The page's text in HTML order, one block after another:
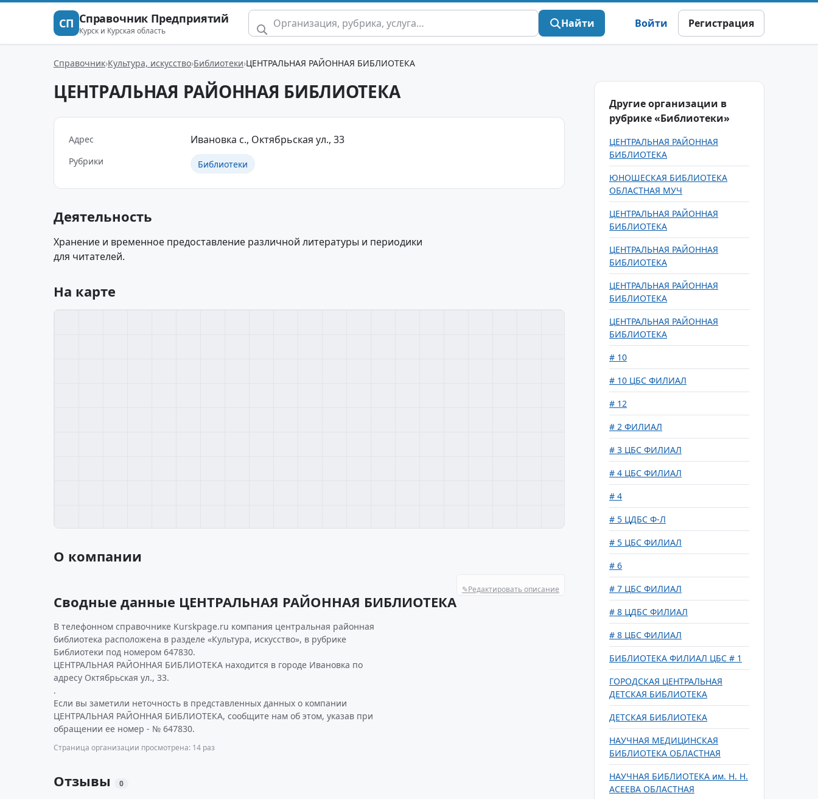
СП Справочник Предприятий
Курск и Курская область
Найти Войти Регистрация
Справочник Культура, искусство Библиотеки ЦЕНТРАЛЬНАЯ РАЙОННАЯ БИБЛИОТЕКА
ЦЕНТРАЛЬНАЯ РАЙОННАЯ БИБЛИОТЕКА
Адрес Ивановка с., Октябрьская ул., 33
Рубрики Библиотеки
Деятельность
Хранение и временное предоставление различной литературы и периодики
для читателей.
На карте
О компании
✎Редактировать описание
Сводные данные ЦЕНТРАЛЬНАЯ РАЙОННАЯ БИБЛИОТЕКА
В телефонном справочнике Kurskpage.ru компания центральная районная
библиотека расположена в разделе «Культура, искусство», в рубрике
Библиотеки под номером 647830.
ЦЕНТРАЛЬНАЯ РАЙОННАЯ БИБЛИОТЕКА находится в городе Ивановка по
адресу Октябрьская ул., 33.
.
Если вы заметили неточность в представленных данных о компании
ЦЕНТРАЛЬНАЯ РАЙОННАЯ БИБЛИОТЕКА, сообщите нам об этом, указав при
обращении ее номер - № 647830.
Страница организации просмотрена: 14 раз
Отзывы 0
Другие организации в
рубрике «Библиотеки»
ЦЕНТРАЛЬНАЯ РАЙОННАЯ
БИБЛИОТЕКА
ЮНОШЕСКАЯ БИБЛИОТЕКА
ОБЛАСТНАЯ МУЧ
ЦЕНТРАЛЬНАЯ РАЙОННАЯ
БИБЛИОТЕКА
ЦЕНТРАЛЬНАЯ РАЙОННАЯ
БИБЛИОТЕКА
ЦЕНТРАЛЬНАЯ РАЙОННАЯ
БИБЛИОТЕКА
ЦЕНТРАЛЬНАЯ РАЙОННАЯ
БИБЛИОТЕКА
# 10
# 10 ЦБС ФИЛИАЛ
# 12
# 2 ФИЛИАЛ
# 3 ЦБС ФИЛИАЛ
# 4 ЦБС ФИЛИАЛ
# 4
# 5 ЦДБС Ф-Л
# 5 ЦБС ФИЛИАЛ
# 6
# 7 ЦБС ФИЛИАЛ
# 8 ЦДБС ФИЛИАЛ
# 8 ЦБС ФИЛИАЛ
БИБЛИОТЕКА ФИЛИАЛ ЦБС # 1
ГОРОДСКАЯ ЦЕНТРАЛЬНАЯ
ДЕТСКАЯ БИБЛИОТЕКА
ДЕТСКАЯ БИБЛИОТЕКА
НАУЧНАЯ МЕДИЦИНСКАЯ
БИБЛИОТЕКА ОБЛАСТНАЯ
НАУЧНАЯ БИБЛИОТЕКА им. Н. Н.
АСЕЕВА ОБЛАСТНАЯ